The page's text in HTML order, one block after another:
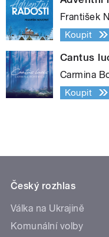
František
Koupit
Cantus
Carmina
Koupit
Český rozhlas
Válka na Ukrajině
Komunální volby